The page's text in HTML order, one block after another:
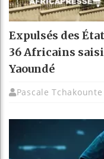
Expulsés des
36 Africains
Yaoundé
Pascale Tchakounte